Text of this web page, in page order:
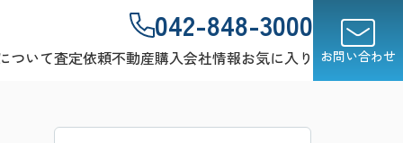
042-848-3000
ついて査定依頼不動産購入会社情報お気に入り お問い合わせ